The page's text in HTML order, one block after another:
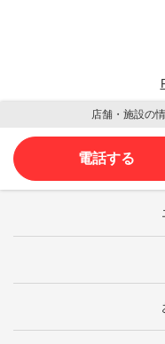
店舗・施設の
電話する